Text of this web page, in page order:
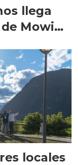
llega
Mowi
locales